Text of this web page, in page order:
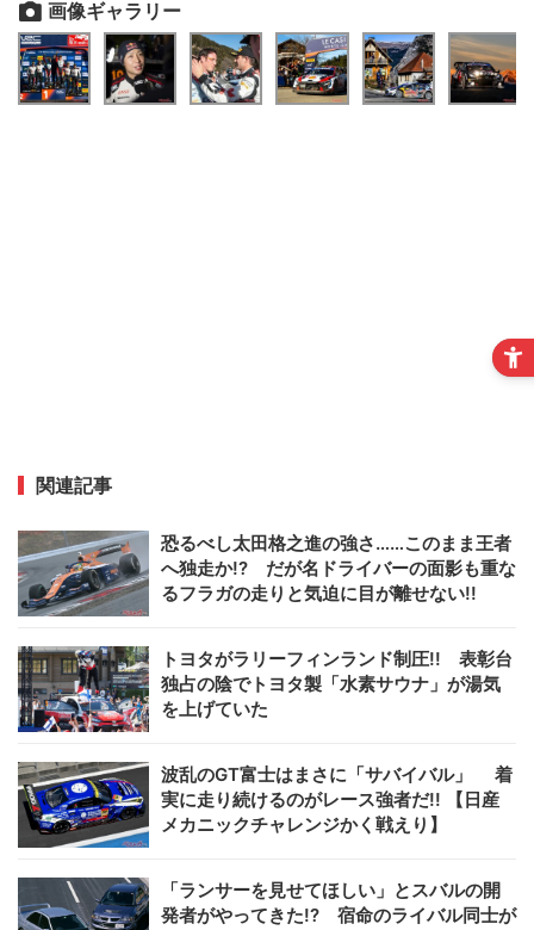
画像ギャラリー
関連記事
恐るべし太田格之進の強さ……このまま王者
へ独走か!? だが名ドライバーの面影も重な
るフラガの走りと気迫に目が離せない!!
トヨタがラリーフィンランド制圧!! 表彰台
独占の陰でトヨタ製「水素サウナ」が湯気
を上げていた
波乱のGT富士はまさに「サバイバル」 着
実に走り続けるのがレース強者だ!! 【日産
メカニックチャレンジかく戦えり】
「ランサーを見せてほしい」とスバルの開
発者がやってきた!? 宿命のライバル同士が